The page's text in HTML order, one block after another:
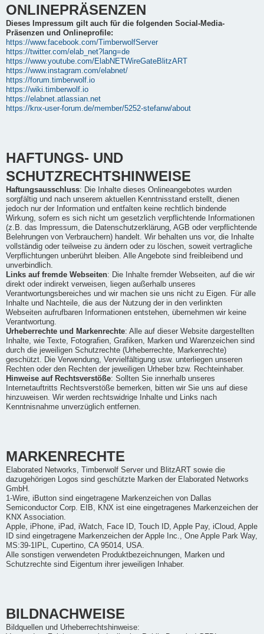
ONLINEPRÄSENZEN
Dieses Impressum gilt auch für die folgenden Social-Media-
Präsenzen und Onlineprofile:
https://www.facebook.com/TimberwolfServer
https://twitter.com/elab_net?lang=de
https://www.youtube.com/ElabNETWireGateBlitzART
https://www.instagram.com/elabnet/
https://forum.timberwolf.io
https://wiki.timberwolf.io
https://elabnet.atlassian.net
https://knx-user-forum.de/member/5252-stefanw/about
HAFTUNGS- UND
SCHUTZRECHTSHINWEISE
Haftungsausschluss: Die Inhalte dieses Onlineangebotes wurden
sorgfältig und nach unserem aktuellen Kenntnisstand erstellt, dienen
jedoch nur der Information und entfalten keine rechtlich bindende
Wirkung, sofern es sich nicht um gesetzlich verpflichtende Informationen
(z.B. das Impressum, die Datenschutzerklärung, AGB oder verpflichtende
Belehrungen von Verbrauchern) handelt. Wir behalten uns vor, die Inhalte
vollständig oder teilweise zu ändern oder zu löschen, soweit vertragliche
Verpflichtungen unberührt bleiben. Alle Angebote sind freibleibend und
unverbindlich.
Links auf fremde Webseiten: Die Inhalte fremder Webseiten, auf die wir
direkt oder indirekt verweisen, liegen außerhalb unseres
Verantwortungsbereiches und wir machen sie uns nicht zu Eigen. Für alle
Inhalte und Nachteile, die aus der Nutzung der in den verlinkten
Webseiten aufrufbaren Informationen entstehen, übernehmen wir keine
Verantwortung.
Urheberrechte und Markenrechte: Alle auf dieser Website dargestellten
Inhalte, wie Texte, Fotografien, Grafiken, Marken und Warenzeichen sind
durch die jeweiligen Schutzrechte (Urheberrechte, Markenrechte)
geschützt. Die Verwendung, Vervielfältigung usw. unterliegen unseren
Rechten oder den Rechten der jeweiligen Urheber bzw. Rechteinhaber.
Hinweise auf Rechtsverstöße: Sollten Sie innerhalb unseres
Internetauftritts Rechtsverstöße bemerken, bitten wir Sie uns auf diese
hinzuweisen. Wir werden rechtswidrige Inhalte und Links nach
Kenntnisnahme unverzüglich entfernen.
MARKENRECHTE
Elaborated Networks, Timberwolf Server und BlitzART sowie die
dazugehörigen Logos sind geschützte Marken der Elaborated Networks
GmbH.
1-Wire, iButton sind eingetragene Markenzeichen von Dallas
Semiconductor Corp. EIB, KNX ist eine eingetragenes Markenzeichen der
KNX Association.
Apple, iPhone, iPad, iWatch, Face ID, Touch ID, Apple Pay, iCloud, Apple
ID sind eingetragene Markenzeichen der Apple Inc., One Apple Park Way,
MS:39-1IPL, Cupertino, CA 95014, USA.
Alle sonstigen verwendeten Produktbezeichnungen, Marken und
Schutzrechte sind Eigentum ihrer jeweiligen Inhaber.
BILDNACHWEISE
Bildquellen und Urheberrechtshinweise: